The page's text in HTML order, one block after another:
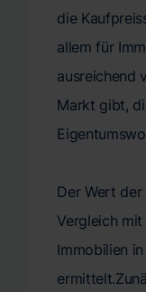
die
allem für
ausreichend
Markt gibt,
Der Wert
Vergleich
Immobilien